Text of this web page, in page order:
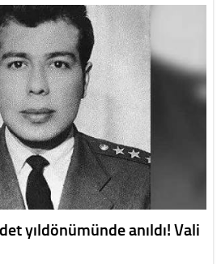
yıldönümünde anıldı! Vali